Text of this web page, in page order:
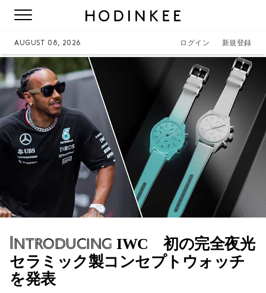
AUGUST 08, 2026 ログイン 新規登録
Introducing IWC 初の完全夜光
セラミック製コンセプトウォッチ
を発表